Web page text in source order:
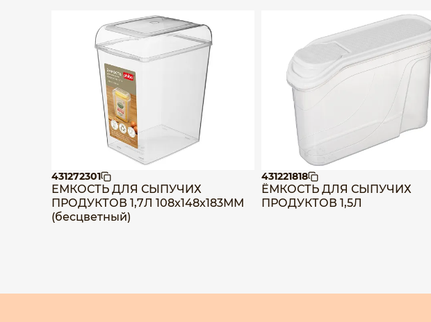
431272301
ЕМКОСТЬ ДЛЯ СЫПУЧИХ
ПРОДУКТОВ 1,7Л 108x148x183ММ
(бесцветный)
431221818
ЁМКОСТЬ ДЛЯ СЫПУЧИХ
ПРОДУКТОВ 1,5Л